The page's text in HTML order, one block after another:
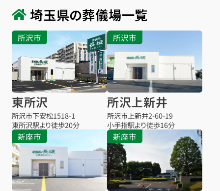
埼玉県の葬儀場一覧
所沢市
東所沢
所沢市下安松1518-1
東所沢駅より徒歩20分
所沢市
所沢上新井
所沢市上新井2-60-19
小手指駅より徒歩16分
新座市 新座市